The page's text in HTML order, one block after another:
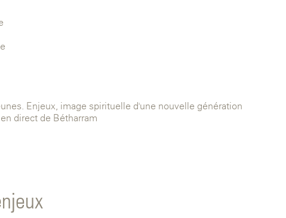
Enjeux, image spirituelle d'une nouvelle génération
direct de Bétharram